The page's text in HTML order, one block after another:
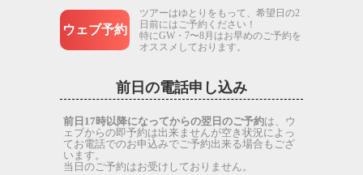
ウェブ予約
ツアーはゆとりをもって、希望日の2
日前にはご予約ください！
特にGW・7〜8月はお早めのご予約を
オススメしております。
前日の電話申し込み
前日17時以降になってからの翌日のご予約は、ウ
ェブからの即予約は出来ませんが空き状況によっ
てお電話でのお申込みでご予約出来る場合もござ
います。
当日のご予約はお受けしておりません。